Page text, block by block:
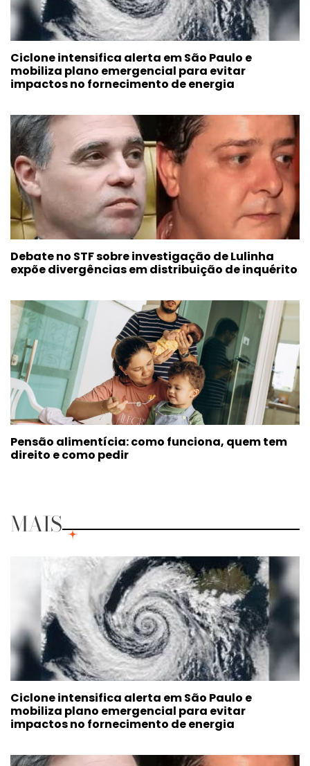
Ciclone intensifica alerta em São Paulo e
mobiliza plano emergencial para evitar
impactos no fornecimento de energia
Debate no STF sobre investigação de Lulinha
expõe divergências em distribuição de inquérito
Pensão alimentícia: como funciona, quem tem
direito e como pedir
MAIS
Ciclone intensifica alerta em São Paulo e
mobiliza plano emergencial para evitar
impactos no fornecimento de energia